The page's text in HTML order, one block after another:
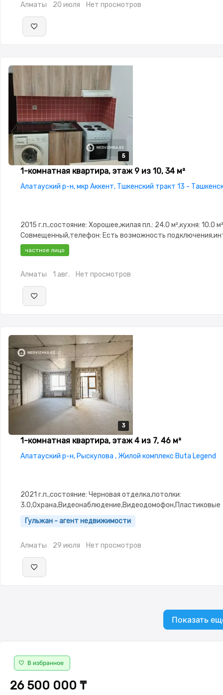
Алматы 20 июля Нет просмотров
5
5
5
5
5
1-комнатная квартира, этаж 9 из 10, 34 м²
Алатауский р-н, мкр Аккент, Тшкенский тракт 13 -
2015 г.п.,состояние: Хорошее,жилая пл.: 24.0 м²,кухня: 10.0
Совмещенный,телефон: Есть возможность
Проводной,Полностью меблирована,Полностью
4.0,паркинг: Рядом охраняемая
изолированы,Кухня-студия,Встроенная кухня,Новая
сантехника,Счётчики
частное лицо
Алматы 1 авг. Нет просмотров
3
3
3
1-комнатная квартира, этаж 4 из 7, 46 м²
Алатауский р-н, Рыскулова , Жилой комплекс Buta Legend
2021 г.п.,состояние: Черновая отделка,потолки:
3.0,Охрана,Видеонаблюдение,Видеодомофон,Пластиковые
окна,Неугловая,Улучшенная
Гульжан - агент недвижимости
Алматы 29 июля Нет просмотров
Показать
В избранное
26 500 000 ₸